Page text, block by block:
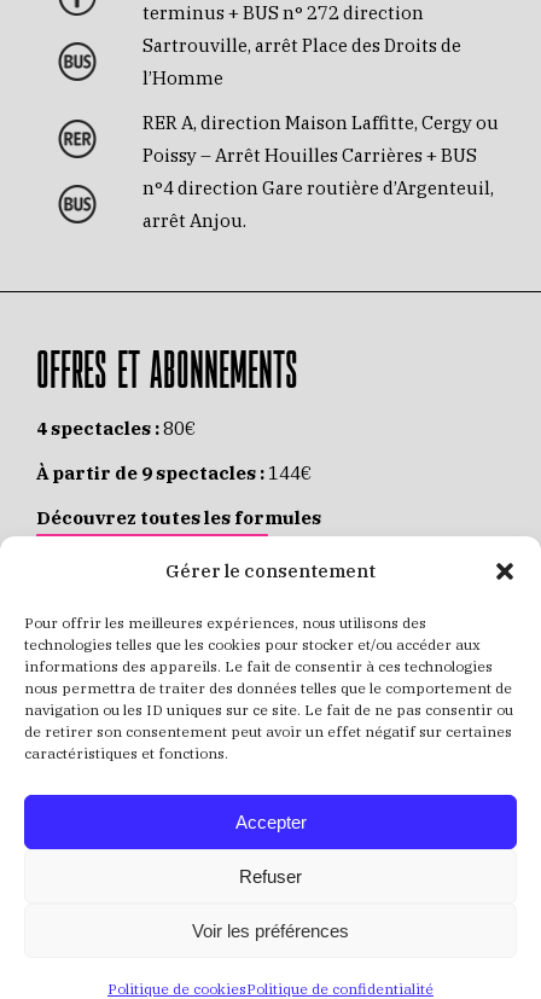
Gérer le consentement
Pour offrir les meilleures expériences, nous utilisons des
technologies telles que les cookies pour stocker et/ou accéder aux
informations des appareils. Le fait de consentir à ces technologies
nous permettra de traiter des données telles que le comportement de
navigation ou les ID uniques sur ce site. Le fait de ne pas consentir ou
de retirer son consentement peut avoir un effet négatif sur certaines
caractéristiques et fonctions.
Accepter
Refuser
Voir les préférences
Politique de cookiesPolitique de confidentialité
terminus + BUS n° 272 direction
Sartrouville, arrêt Place des Droits de
l’Homme
RER A, direction Maison Laffitte, Cergy ou
Poissy – Arrêt Houilles Carrières + BUS
n°4 direction Gare routière d’Argenteuil,
arrêt Anjou.
OFFRES ET ABONNEMENTS
4 spectacles :80€
À partir de 9 spectacles : 144€
Découvrez toutes les formules
JE M’ABONNE EN LIGNE
Places individuelles :de 8 à 35€
Achetez vos places
JE RÉSERVE MES PLACES